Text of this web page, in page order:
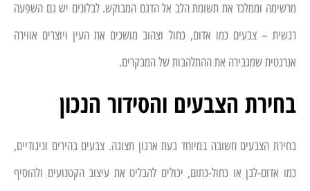
מרשימה וממלכד את תשומת הלב אל הדגם המבוקש. לבלונים יש גם השפעה
רגשית – צבעים כמו אדום, כחול וצהוב מושכים את העין ויוצרים אווירה
אנרגטית שמגבירה את ההתלהבות של המבקרים.
בחירת הצבעים והסידור הנכון
בחירת הצבעים חשובה במיוחד בעת ארגון תצוגה. צבעים בהירים וניגודיים,
כמו אדום-לבן או כחול-כתום, יכולים להבליט את עיצוב הקטנועים ולהוסיף